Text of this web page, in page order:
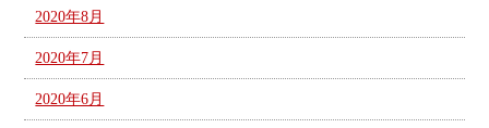
2020年8月
2020年7月
2020年6月